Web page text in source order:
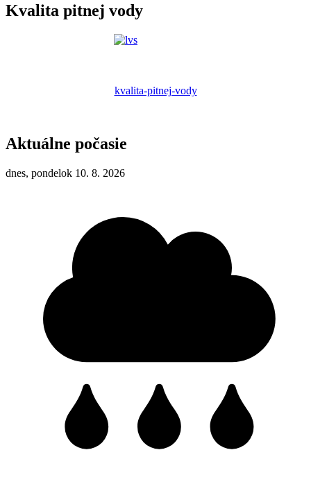
Kvalita pitnej vody
kvalita-pitnej-vody
Aktuálne počasie
dnes, pondelok 10. 8. 2026